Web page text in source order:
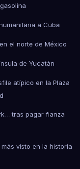
a Cuba
el norte de México
de Yucatán
atípico en la Plaza
tras pagar fianza
visto en la historia